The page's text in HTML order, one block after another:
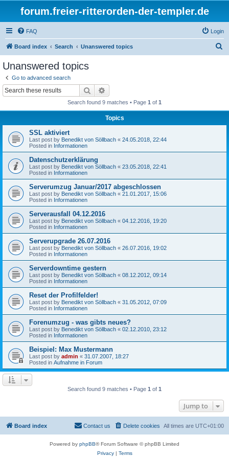
forum.freier-ritterorden-der-templer.de
FAQ Login
Board index Search Unanswered topics
Unanswered topics
Go to advanced search
Search
Search found 9 matches • Page 1 of 1
Topics
SSL aktiviert
Last post by Benedikt von Söllbach « 24.05.2018, 22:44
Posted in Informationen
Datenschutzerklärung
Last post by Benedikt von Söllbach « 23.05.2018, 22:41
Posted in Informationen
Serverumzug Januar/2017 abgeschlossen
Last post by Benedikt von Söllbach « 21.01.2017, 15:06
Posted in Informationen
Serverausfall 04.12.2016
Last post by Benedikt von Söllbach « 04.12.2016, 19:20
Posted in Informationen
Serverupgrade 26.07.2016
Last post by Benedikt von Söllbach « 26.07.2016, 19:02
Posted in Informationen
Serverdowntime gestern
Last post by Benedikt von Söllbach « 08.12.2012, 09:14
Posted in Informationen
Reset der Profilfelder!
Last post by Benedikt von Söllbach « 31.05.2012, 07:09
Posted in Informationen
Forenumzug - was gibts neues?
Last post by Benedikt von Söllbach « 02.12.2010, 23:12
Posted in Informationen
Beispiel: Max Mustermann
Last post by admin « 31.07.2007, 18:27
Posted in Aufnahme in Forum
Search found 9 matches • Page 1 of 1
Jump to
Board index All times are UTC+01:00
Delete cookies
Contact us
Powered by phpBB® Forum Software © phpBB Limited
Privacy| Terms